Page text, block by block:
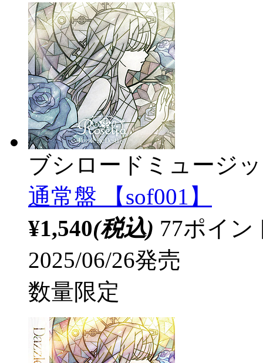
ブシロードミュージ
通常盤 【sof001】
¥1,540(税込) 77ポイ
2025/06/26発売
数量限定